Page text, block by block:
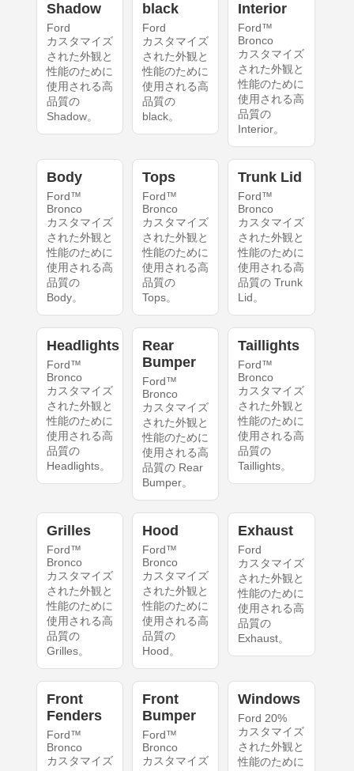
Shadow
Ford
カスタマイズ
された外観と
性能のために
使用される高
品質の
Shadow。
black
Ford
カスタマイズ
された外観と
性能のために
使用される高
品質の
black。
Interior
Ford™
Bronco
カスタマイズ
された外観と
性能のために
使用される高
品質の
Interior。
Body
Ford™
Bronco
カスタマイズ
された外観と
性能のために
使用される高
品質の
Body。
Tops
Ford™
Bronco
カスタマイズ
された外観と
性能のために
使用される高
品質の
Tops。
Trunk Lid
Ford™
Bronco
カスタマイズ
された外観と
性能のために
使用される高
品質の Trunk
Lid。
Headlights
Ford™
Bronco
カスタマイズ
された外観と
性能のために
使用される高
品質の
Headlights。
Rear
Bumper
Ford™
Bronco
カスタマイズ
された外観と
性能のために
使用される高
品質の Rear
Bumper。
Taillights
Ford™
Bronco
カスタマイズ
された外観と
性能のために
使用される高
品質の
Taillights。
Grilles
Ford™
Bronco
カスタマイズ
された外観と
性能のために
使用される高
品質の
Grilles。
Hood
Ford™
Bronco
カスタマイズ
された外観と
性能のために
使用される高
品質の
Hood。
Exhaust
Ford
カスタマイズ
された外観と
性能のために
使用される高
品質の
Exhaust。
Front
Fenders
Ford™
Bronco
カスタマイズ
Front
Bumper
Ford™
Bronco
カスタマイズ
Windows
Ford 20%
カスタマイズ
された外観と
性能のために